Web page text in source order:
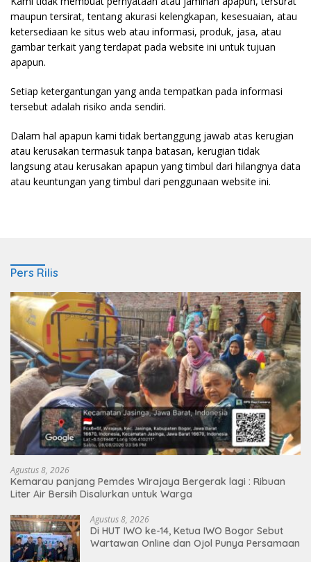
maupun tersirat, tentang akurasi kelengkapan, kesesuaian, atau
ketersediaan ke situs web atau informasi, produk, jasa, atau
gambar terkait yang terdapat pada website ini untuk tujuan
apapun.
Setiap ketergantungan yang anda tempatkan pada informasi
tersebut adalah risiko anda sendiri.
Dalam hal apapun kami tidak bertanggung jawab atas kerugian
atau kerusakan termasuk tanpa batasan, kerugian tidak
langsung atau kerusakan apapun yang timbul dari hilangnya data
atau keuntungan yang timbul dari penggunaan website ini.
Pers Rilis
Agustus 8, 2026
Kemarau panjang Pemdes Wirajaya Bergerak lagi : Ribuan
Liter Air Bersih Disalurkan untuk Warga
Agustus 8, 2026
Di HUT IWO ke-14, Ketua IWO Bogor Sebut
Wartawan Online dan Ojol Punya Persamaan